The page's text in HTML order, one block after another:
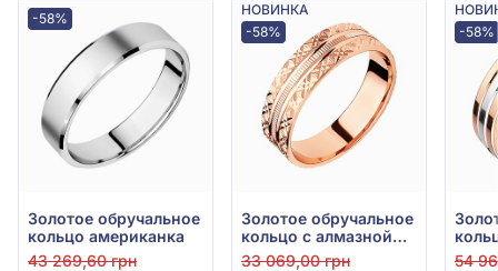
-58%
Золотое обручальное
кольцо американка
43 269,60 грн
НОВИНКА
-58%
Золотое обручальное
кольцо с алмазной
гранью
33 069,00 грн
-58%
54